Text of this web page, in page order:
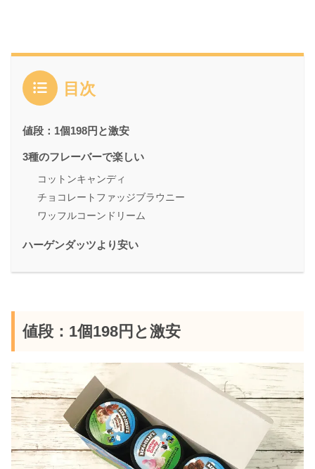
目次
値段：1個198円と激安
3種のフレーバーで楽しい
コットンキャンディ
チョコレートファッジブラウニー
ワッフルコーンドリーム
ハーゲンダッツより安い
値段：1個198円と激安